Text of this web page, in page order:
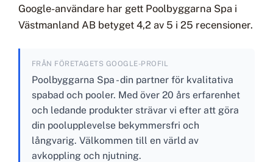
Google-användare har gett Poolbyggarna Spa i
Västmanland AB betyget 4,2 av 5 i 25 recensioner.
FRÅN FÖRETAGETS GOOGLE-PROFIL
Poolbyggarna Spa - din partner för kvalitativa
spabad och pooler. Med över 20 års erfarenhet
och ledande produkter strävar vi efter att göra
din poolupplevelse bekymmersfri och
långvarig. Välkommen till en värld av
avkoppling och njutning.